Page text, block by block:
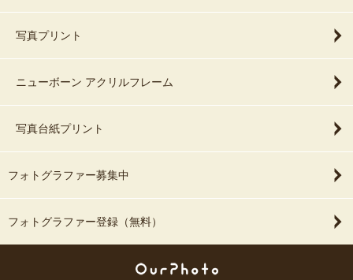
写真プリント
ニューボーン アクリルフレーム
写真台紙プリント
フォトグラファー募集中
フォトグラファー登録（無料）